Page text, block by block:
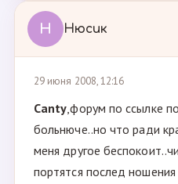
Н Нюсик
29 июня 2008, 12:16
Canty,форум по ссылке
больнюче..но что ради
меня другое
портятся послед